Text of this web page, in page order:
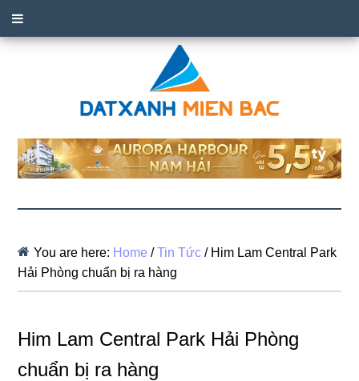
You are here: Home / Tin Tức /Him Lam Central Park
Hải Phòng chuẩn bị ra hàng
Him Lam Central Park Hải Phòng
chuẩn bị ra hàng